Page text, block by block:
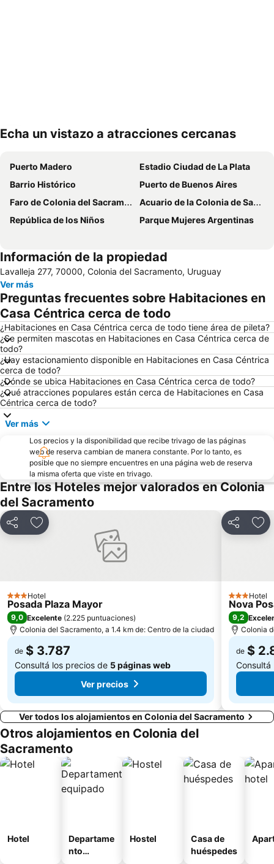
Echa un vistazo a atracciones cercanas
Puerto Madero
Estadio Ciudad de La Plata
Barrio Histórico
Puerto de Buenos Aires
Faro de Colonia del Sacramento
Acuario de la Colonia de Sacramento
República de los Niños
Parque Mujeres Argentinas
Información de la propiedad
Lavalleja 277, 70000, Colonia del Sacramento, Uruguay
Ver más
Preguntas frecuentes sobre Habitaciones en
Casa Céntrica cerca de todo
¿Habitaciones en Casa Céntrica cerca de todo tiene área de pileta?
¿Se permiten mascotas en Habitaciones en Casa Céntrica cerca de
todo?
¿Hay estacionamiento disponible en Habitaciones en Casa Céntrica
cerca de todo?
¿Dónde se ubica Habitaciones en Casa Céntrica cerca de todo?
¿Qué atracciones populares están cerca de Habitaciones en Casa
Céntrica cerca de todo?
Ver más
Los precios y la disponibilidad que recibe trivago de las páginas
web de reserva cambian de manera constante. Por lo tanto, es
posible que no siempre encuentres en una página web de reserva
la misma oferta que viste en trivago.
Entre los Hoteles mejor valorados en Colonia
del Sacramento
CompartirAñadir a favoritos
3 Estrellas
Hotel
Posada Plaza Mayor
9,0 Excelente (2.225 puntuaciones)
Colonia del Sacramento, a 1.4 km de: Centro de la ciudad
de $ 3.787
Consultá los precios de 5 páginas web
Ver precios
Compartir
3 Estrellas
Hotel
Nova
9,2
Colonia
de $
Ver todos los alojamientos en Colonia del Sacramento
Otros alojamientos en Colonia del
Sacramento
Hotel
Departame
nto
Hostel
Casa de
huéspedes